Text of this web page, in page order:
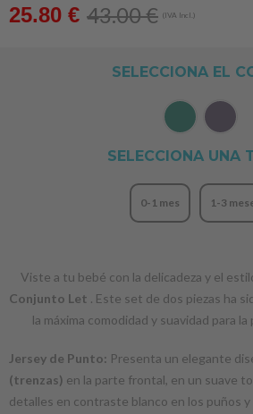
43.00€
25.80 € (IVA Incl.)
SELECCIONA EL
SELECCIONA UNA
0-1 mes 1-3
Viste a tu bebé con la delicadeza y el
Conjunto Let . Este set de dos piezas ha
la máxima comodidad y suavidad para
Jersey de Punto: Presenta un elegante
(trenzas) en la parte frontal, en un suave
detalles en contraste blanco en los puños